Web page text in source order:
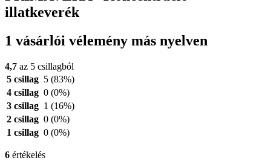
illatkeverék
1 vásárlói vélemény más nyelven
4,7 az 5 csillagból
5 csillag 5 (83%)
4 csillag 0 (0%)
3 csillag 1 (16%)
2 csillag 0 (0%)
1 csillag 0 (0%)
6 értékelés